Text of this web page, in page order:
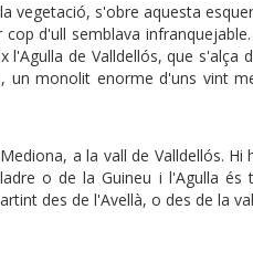
vegetació, s'obre aquesta
d'ull semblava
de Valldellós, que s'alça
monolit enorme d'uns vint
a la vall de Valldellós. Hi
o de la Guineu i l'Agulla és
des de l'Avellà, o des de la